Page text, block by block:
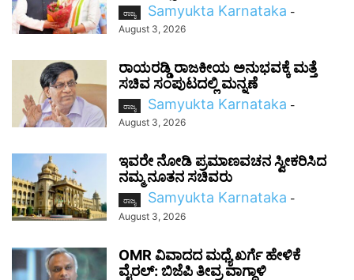
ರಾಜ್ಯ Samyukta Karnataka -
August 3, 2026
ರಾಯರಡ್ಡಿ ರಾಜಕೀಯ ಅನುಭವಕ್ಕೆ ಮತ್ತೆ
ಸಚಿವ ಸಂಪುಟದಲ್ಲಿ ಮನ್ನಣೆ
ರಾಜ್ಯ Samyukta Karnataka -
August 3, 2026
ಇವರೇ ನೋಡಿ ಪ್ರಮಾಣವಚನ ಸ್ವೀಕರಿಸಿದ
ನಮ್ಮ ನೂತನ ಸಚಿವರು
ರಾಜ್ಯ Samyukta Karnataka -
August 3, 2026
OMR ವಿವಾದದ ಮಧ್ಯೆ ಖರ್ಗೆ ಹೇಳಿಕೆ
ವೈರಲ್: ಬಿಜೆಪಿ ತೀವ್ರ ವಾಗ್ದಾಳಿ